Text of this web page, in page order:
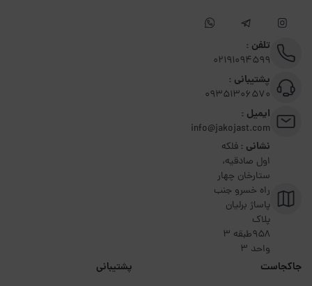
تلفن :
02191094599
پشتیبانی :
09351306570
ایمیل :
info@jakojast.com
نشانی :فلکه
اول صادقیه،
ستارخان چهار
راه خسرو جنب
پاساژ برلیان
پلاک
۹۵۸طبقه 3
واحد 3
جاکجاست پشتیبانی